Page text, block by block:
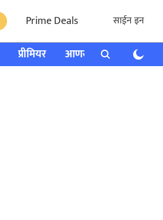
Prime Deals साईन इन
प्रीमियर आणखी राशी भविष्य